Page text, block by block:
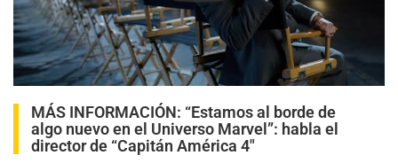
MÁS INFORMACIÓN: “Estamos al borde de
algo nuevo en el Universo Marvel”: habla el
director de “Capitán América 4″